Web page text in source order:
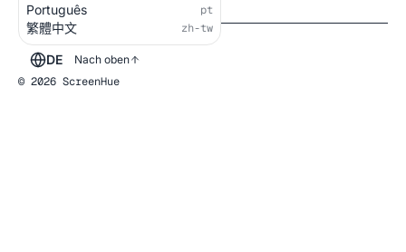
© 2026 ScreenHue
DE
Português pt
繁體中文 zh-tw
Nach oben